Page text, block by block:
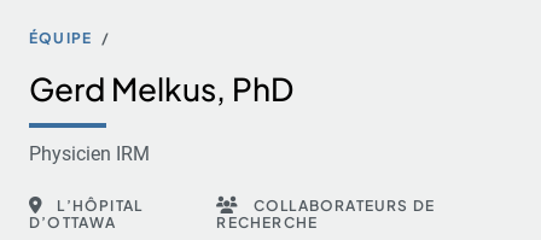
ÉQUIPE
Gerd Melkus, PhD
Physicien IRM
L’HÔPITAL
D’OTTAWA
COLLABORATEURS DE
RECHERCHE